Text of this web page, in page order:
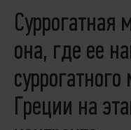
Суррогатная
она, где ее
Греции на